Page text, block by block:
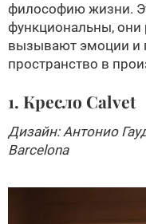
философию жизни.
функциональны, они
вызывают эмоции и
пространство в
1. Кресло Calvet
Дизайн: Антонио
Barcelona